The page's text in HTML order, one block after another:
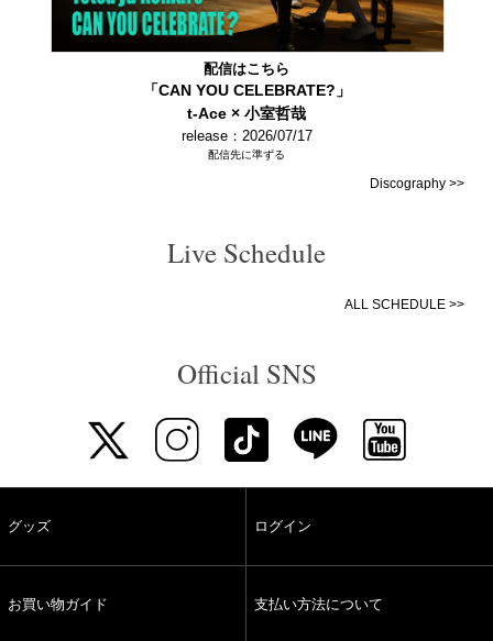
配信はこちら
「CAN YOU CELEBRATE?」
t-Ace × 小室哲哉
release：2026/07/17
配信先に準ずる
Discography >>
Live Schedule
ALL SCHEDULE >>
Official SNS
グッズ ログイン
お買い物ガイド 支払い方法について